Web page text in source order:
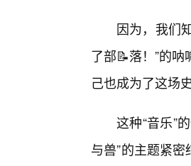
因为，我们
了部📝落！”的
己也成为了这场
这种“音乐”
与兽”的主题紧